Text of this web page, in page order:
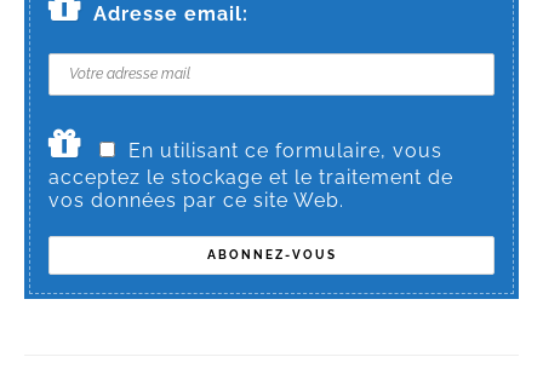
Adresse email:
En utilisant ce formulaire, vous
acceptez le stockage et le traitement de
vos données par ce site Web.